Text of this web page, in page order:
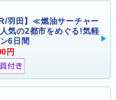
羽田】≪燃油サーチャー
気の2都市をめぐる!気軽
6日間
円